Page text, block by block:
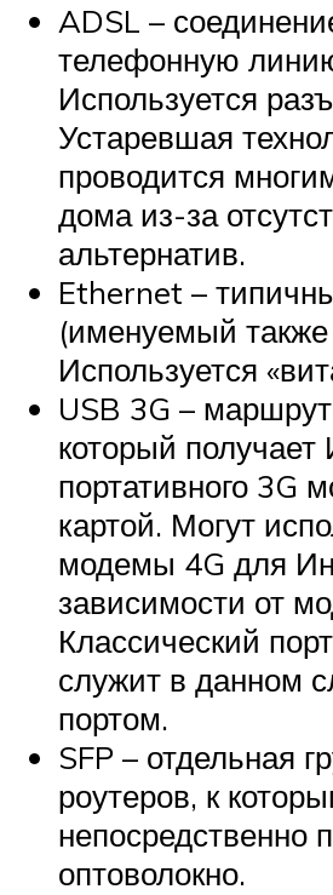
ADSL –
телефонную
Используется
Устаревшая
проводится
дома из-за
альтернатив.
Ethernet –
(именуемый также
Используется
USB 3G –
который получает
портативного 3G
картой. Могут
модемы 4G для
зависимости от
Классический
служит в данном
портом.
SFP – отдельная
роутеров, к
непосредственно
оптоволокно.